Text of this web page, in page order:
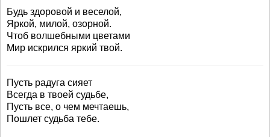
Будь здоровой и веселой,
Яркой, милой, озорной.
Чтоб волшебными цветами
Мир искрился яркий твой.
Пусть радуга сияет
Всегда в твоей судьбе,
Пусть все, о чем мечтаешь,
Пошлет судьба тебе.